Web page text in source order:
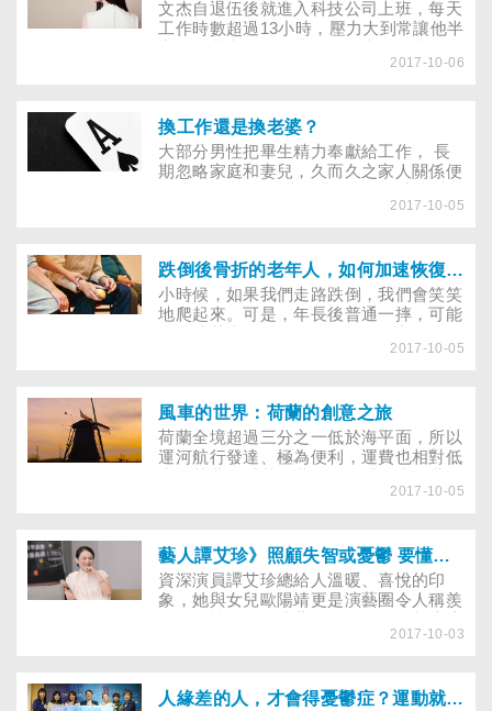
密切配合也很重要。
文杰自退伍後就進入科技公司上班，每天
工作時數超過13小時，壓力大到常讓他半
嚴重，不到半年，他的右上角頭皮已空了
疑，針灸也能治禿髮？
2017-10-06
換工作還是換老婆？
大部分男性把畢生精力奉獻給工作， 長
期忽略家庭和妻兒，久而久之家人關係便
外的責任壓得他喘不過氣， 便開始猶
婆（After forty, either change wife or
change career.）」。意味到了40歲的人
生關卡，男人非「變」不可，否則難以消
除生命的危機感。
2017-10-05
跌倒後骨折的老年人，如何加速恢復重拾生活的樂趣？
小時候，如果我們走路跌倒，我們會笑笑
地爬起來。可是，年長後普通一摔，可能
而不敢走路。長者們因為各種可能會因為
暈眩而摔倒，不論是身體或者心理都可能
帶來相當嚴重的影響。到底如何幫助長者
傷後的治療呢？
2017-10-05
風車的世界：荷蘭的創意之旅
荷蘭全境超過三分之一低於海平面，所以
運河航行發達、極為便利，運費也相對低
界」，也是「風車的世界」，每年有上千
2017-10-05
藝人譚艾珍》照顧失智或憂鬱 要懂得抽離角色
資深演員譚艾珍總給人溫暖、喜悅的印
象，她與女兒歐陽靖更是演藝圈令人稱羨
狗，推行動物保育；而在失智症及憂鬱症
2017-10-03
人緣差的人，才會得憂鬱症？運動就能遠離憂鬱？快看你對憂鬱症的了解有多少！